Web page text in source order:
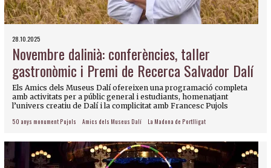
28.10.2025
Novembre dalinià: conferències, taller
gastronòmic i Premi de Recerca Salvador Dalí
Els Amics dels Museus Dalí ofereixen una programació completa
amb activitats per a públic general i estudiants, homenatjant
l’univers creatiu de Dalí i la complicitat amb Francesc Pujols
50 anys monument Pujols Amics dels Museus Dalí La Madona de Portlligat